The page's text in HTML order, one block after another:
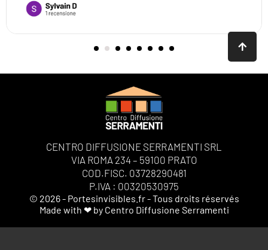
CENTRO DIFFUSIONE SERRAMENTI SRL
VIA ROMA 234 – 59100 PRATO
COD.FISC. 03728290481
P.IVA : 00320530975
© 2026 - Portesinvisibles.fr - Tous droits réservés
Made with ❤ by Centro Diffusione Serramenti